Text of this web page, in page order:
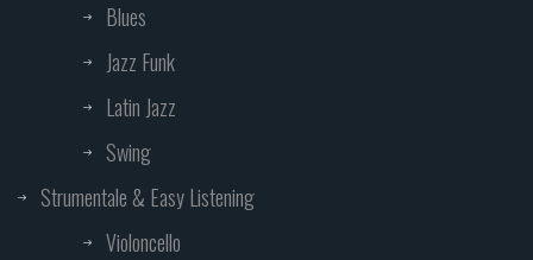
Blues
Jazz Funk
Latin Jazz
Swing
Strumentale & Easy Listening
Violoncello